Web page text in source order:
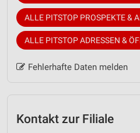
ALLE PITSTOP PROSPEKTE &
ALLE PITSTOP ADRESSEN &
Fehlerhafte Daten melden
Kontakt zur Filiale